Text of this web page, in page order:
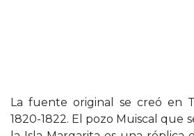
La fuente original se creó en
1820-1822. El pozo Muiscal que